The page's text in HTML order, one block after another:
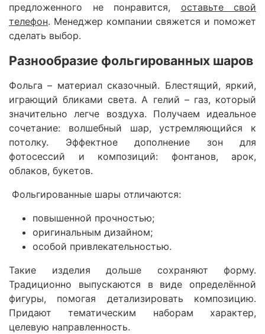
предложенного не понравится, оставьте свой
телефон. Менеджер компании свяжется и поможет
сделать выбор.
Разнообразие фольгированных шаров
Фольга – материал сказочный. Блестящий, яркий,
играющий бликами света. А гелий – газ, который
значительно легче воздуха. Получаем идеальное
сочетание: волшебный шар, устремляющийся к
потолку. Эффектное дополнение зон для
фотосессий и композиций: фонтанов, арок,
облаков, букетов.
Фольгированные шары отличаются:
повышенной прочностью;
оригинальным дизайном;
особой привлекательностью.
Такие изделия дольше сохраняют форму.
Традиционно выпускаются в виде определённой
фигуры, помогая детализировать композицию.
Придают тематическим наборам характер,
целевую направленность.